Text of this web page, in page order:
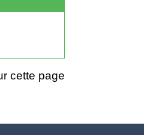
cette page